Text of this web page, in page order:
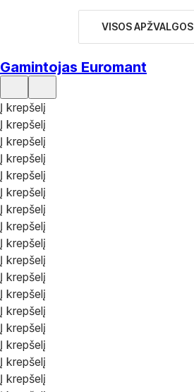
VISOS APŽVALGOS
Gamintojas Euromant
Į krepšelį
Į krepšelį
Į krepšelį
Į krepšelį
Į krepšelį
Į krepšelį
Į krepšelį
Į krepšelį
Į krepšelį
Į krepšelį
Į krepšelį
Į krepšelį
Į krepšelį
Į krepšelį
Į krepšelį
Į krepšelį
Į krepšelį